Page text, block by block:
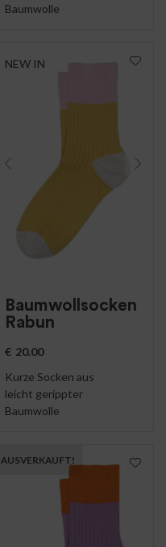
Baumwolle
NEW IN
Baumwollsocken
Rabun
€ 20.00
Kurze Socken aus
leicht gerippter
Baumwolle
AUSVERKAUFT!